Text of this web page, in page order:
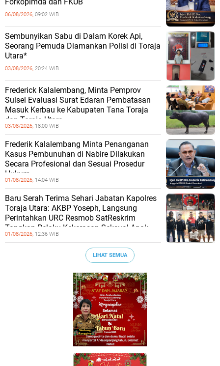
06/08/2026, 09:02 WIB
Sembunyikan Sabu di Dalam Korek Api,
Seorang Pemuda Diamankan Polisi di Toraja
Utara*
03/08/2026, 20:24 WIB
Frederick Kalalembang, Minta Pemprov
Sulsel Evaluasi Surat Edaran Pembatasan
Masuk Kerbau ke Kabupaten Tana Toraja
dan Toraja Utara
03/08/2026, 18:00 WIB
Frederik Kalalembang Minta Penanganan
Kasus Pembunuhan di Nabire Dilakukan
Secara Profesional dan Sesuai Prosedur
Hukum
01/08/2026, 14:04 WIB
Baru Serah Terima Sehari Jabatan Kapolres
Toraja Utara: AKBP Yoseph, Langsung
Perintahkan URC Resmob SatReskrim
Tangkap Pelaku Kekerasan Seksual Anak
01/08/2026, 12:36 WIB
LIHAT SEMUA